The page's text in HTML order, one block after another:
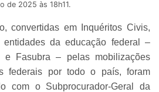
de 2025 às 18h11.
convertidas em Inquéritos Civis,
da educação federal –
e Fasubra – pelas mobilizações
federais por todo o país, foram
com o Subprocurador-Geral da